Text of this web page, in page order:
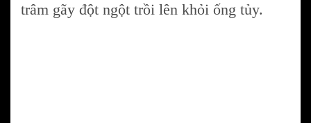
trâm gãy đột ngột trồi lên khỏi ống tủy.